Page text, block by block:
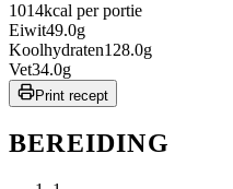
1014kcal per portie
Eiwit49.0g
Koolhydraten128.0g
Vet34.0g
Print recept
BEREIDING